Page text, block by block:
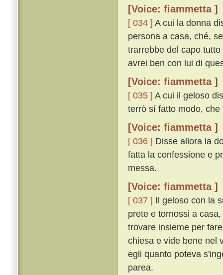
[Voice: fiammetta ]
[ 034 ] A cui la donna
persona a casa, ché,
trarrebbe del capo
avrei ben con lui di
[Voice: fiammetta ]
[ 035 ] A cui il geloso
terrò sí fatto modo, che
[Voice: fiammetta ]
[ 036 ] Disse allora la
fatta la confessione e
messa.
[Voice: fiammetta ]
[ 037 ] Il geloso con la
prete e tornossi a
trovare insieme per
chiesa e vide bene nel
egli quanto poteva
parea.